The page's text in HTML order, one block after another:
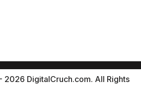
DigitalCruch.com. All Rights